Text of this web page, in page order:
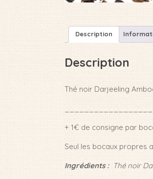
Description
Description
Thé noir Darjeeling
+ 1€ de consigne par
Seul les bocaux propres
Ingrédients : Thé noir